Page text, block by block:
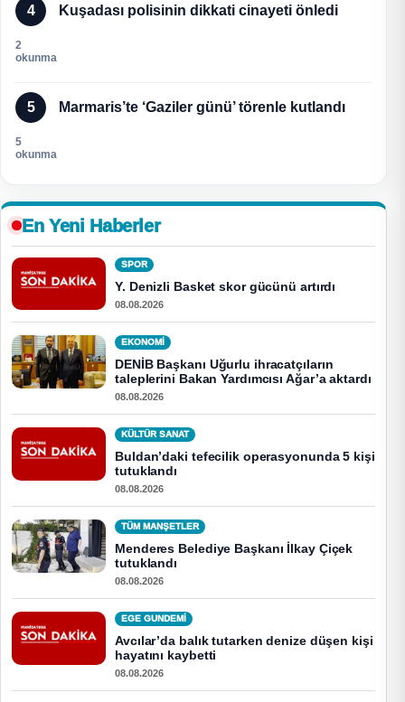
4 Kuşadası polisinin dikkati cinayeti önledi
2
okunma
5 Marmaris’te ‘Gaziler günü’ törenle kutlandı
5
okunma
En Yeni Haberler
SPOR
Y. Denizli Basket skor gücünü artırdı
08.08.2026
EKONOMI
DENİB Başkanı Uğurlu ihracatçıların
taleplerini Bakan Yardımcısı Ağar’a aktardı
08.08.2026
KÜLTÜR SANAT
Buldan’daki tefecilik operasyonunda 5 kişi
tutuklandı
08.08.2026
TÜM MANŞETLER
Menderes Belediye Başkanı İlkay Çiçek
tutuklandı
08.08.2026
EGE GUNDEMİ
Avcılar’da balık tutarken denize düşen kişi
hayatını kaybetti
08.08.2026